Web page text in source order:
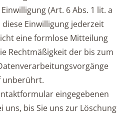
(Art. 6 Abs. 1 lit. a
diese Einwilligung jederzeit
eine formlose Mitteilung
Rechtmäßigkeit der bis zum
unberührt.
eingegebenen
uns, bis Sie uns zur Löschung